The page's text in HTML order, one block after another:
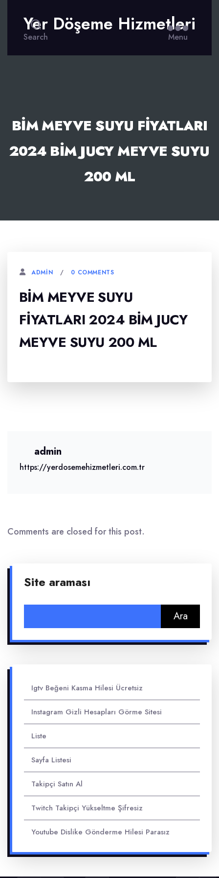
Search
Yer Döşeme Hizmetleri
Menu
BIM MEYVE SUYU FIYATLARI
2024 BIM JUCY MEYVE SUYU
200 ML
ADMIN 0 COMMENTS
BIM MEYVE SUYU
FIYATLARI 2024 BIM JUCY
MEYVE SUYU 200 ML
admin
https://yerdosemehizmetleri.com.tr
Comments are closed for this post.
Site araması
Igtv Beğeni Kasma Hilesi Ücretsiz
Instagram Gizli Hesapları Görme Sitesi
Liste
Sayfa Listesi
Takipçi Satın Al
Twitch Takipçi Yükseltme Şifresiz
Youtube Dislike Gönderme Hilesi Parasız